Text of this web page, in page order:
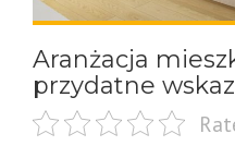
Aranżacja
przydatne